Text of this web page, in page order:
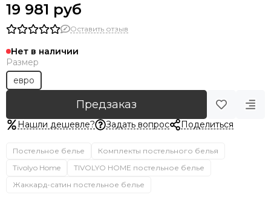
19 981 руб
Оставить отзыв
Нет в наличии
Размер
евро
Предзаказ
Нашли дешевле? Задать вопрос Поделиться
Постельное белье
Комплекты постельного белья
Tivolyo Home
TIVOLYO HOME постельное белье
Жаккард-сатин постельное белье